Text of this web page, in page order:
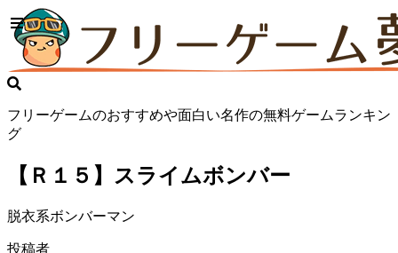
フリーゲームのおすすめや面白い名作の無料ゲームランキン
グ
【Ｒ１５】スライムボンバー
脱衣系ボンバーマン
投稿者